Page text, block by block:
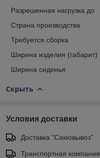
Разрешенная нагрузка до
Страна производства
Требуется сборка
Ширина изделия (габарит)
Ширина сиденья
Скрыть
Условия доставки
Доставка "Самовывоз"
Транспортная компания